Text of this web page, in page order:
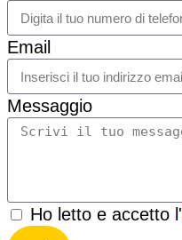
Email
Messaggio
Ho letto e accetto l'